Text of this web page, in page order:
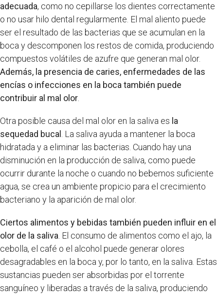
adecuada, como no cepillarse los dientes correctamente
o no usar hilo dental regularmente. El mal aliento puede
ser el resultado de las bacterias que se acumulan en la
boca y descomponen los restos de comida, produciendo
compuestos volátiles de azufre que generan mal olor.
Además, la presencia de caries, enfermedades de las
encías o infecciones en la boca también puede
contribuir al mal olor
Otra posible causa del mal olor en la saliva es la
sequedad bucal . La saliva ayuda a mantener la boca
hidratada y a eliminar las bacterias. Cuando hay una
disminución en la producción de saliva, como puede
ocurrir durante la noche o cuando no bebemos suficiente
agua, se crea un ambiente propicio para el crecimiento
bacteriano y la aparición de mal olor.
Ciertos alimentos y bebidas también pueden influir en el
olor de la saliva . El consumo de alimentos como el ajo, la
cebolla, el café o el alcohol puede generar olores
desagradables en la boca y, por lo tanto, en la saliva. Estas
sustancias pueden ser absorbidas por el torrente
sanguíneo y liberadas a través de la saliva, produciendo